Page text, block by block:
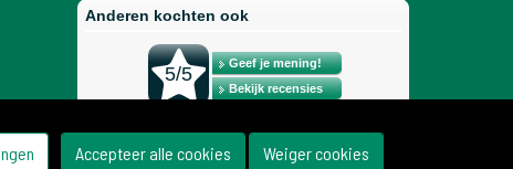
Accepteer alle cookies Weiger cookies